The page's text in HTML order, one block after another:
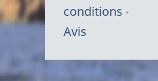
conditions
Avis